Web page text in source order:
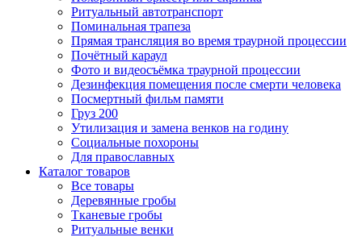
Ритуальный автотранспорт
Поминальная трапеза
Прямая трансляция во время траурной процессии
Почётный караул
Фото и видеосъёмка траурной процессии
Дезинфекция помещения после смерти человека
Посмертный фильм памяти
Груз 200
Утилизация и замена венков на годину
Социальные похороны
Для православных
Каталог товаров
Все товары
Деревянные гробы
Тканевые гробы
Ритуальные венки